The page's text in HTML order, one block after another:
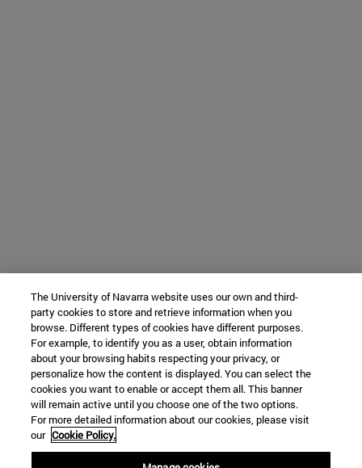
The University of Navarra website uses our own and third-
party cookies to store and retrieve information when you
browse. Different types of cookies have different purposes.
For example, to identify you as a user, obtain information
about your browsing habits respecting your privacy, or
personalize how the content is displayed. You can select the
cookies you want to enable or accept them all. This banner
will remain active until you choose one of the two options.
For more detailed information about our cookies, please visit
our Cookie Policy.